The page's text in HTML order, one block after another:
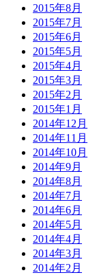
2015年8月
2015年7月
2015年6月
2015年5月
2015年4月
2015年3月
2015年2月
2015年1月
2014年12月
2014年11月
2014年10月
2014年9月
2014年8月
2014年7月
2014年6月
2014年5月
2014年4月
2014年3月
2014年2月